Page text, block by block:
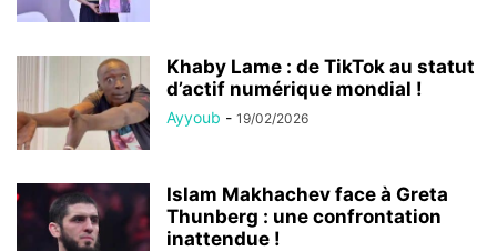
Khaby Lame : de TikTok au statut
d’actif numérique mondial !
Ayyoub - 19/02/2026
Islam Makhachev face à Greta
Thunberg : une confrontation
inattendue !